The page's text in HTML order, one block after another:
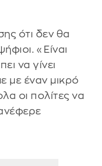
ότι δεν θα
«Είναι
να γίνει
με έναν μικρό
οι πολίτες να